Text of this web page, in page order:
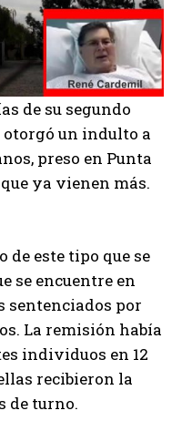
de su segundo
otorgó un indulto a
preso en Punta
ya vienen más.
de este tipo que se
se encuentre en
sentenciados por
La remisión había
individuos en 12
recibieron la
de turno.